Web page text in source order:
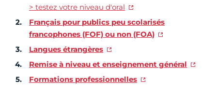
> testez votre niveau d'oral
Français pour publics peu scolarisés
francophones (FOF) ou non (FOA)
Langues étrangères
Remise à niveau et enseignement général
Formations professionnelles